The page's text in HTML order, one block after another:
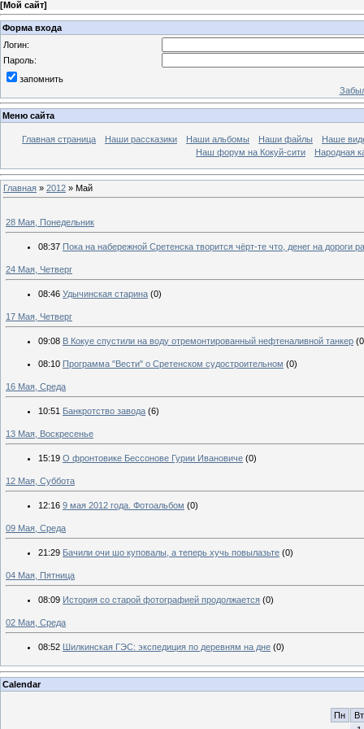
[Мой сайт]
Форма входа
Логин:
Пароль:
запомнить
Меню сайта
Главная страница Наши рассказики Наши альбомы Наши файлы
Наше
Наш форум на Кокуй-сити
Народная
Главная » 2012 » Май
28 Мая, Понедельник
08:37 Пока на набережной Сретенска творится чёрт-те что, денег на дороги
24 Мая, Четверг
08:46 Удычинская старина (0)
17 Мая, Четверг
09:08 В Кокуе спустили на воду отремонтированный нефтеналивной танкер
08:10 Программа "Вести" о Сретенском судостроительном (0)
16 Мая, Среда
10:51 Банкротство завода (6)
13 Мая, Воскресенье
15:19 О фронтовике Бессонове Гурии Ивановиче (0)
12 Мая, Суббота
12:16 9 мая 2012 года. Фотоальбом (0)
09 Мая, Среда
21:29 Бачили очи шо куповалы, а теперь хучь повылазьте (0)
04 Мая, Пятница
08:09 История со старой фотографией продолжается (0)
02 Мая, Среда
08:52 Шилкинская ГЭС: экспедиция по деревням на дне (0)
Calendar
Пн
Вт